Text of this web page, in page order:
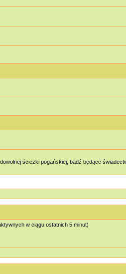
ścieżki pogańskiej, bądź będące
w ciągu ostatnich 5 minut)